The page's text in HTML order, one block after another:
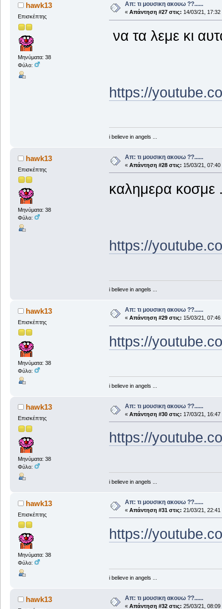
hawk13
Επισκέπτης
Μηνύματα: 38
Φύλο:
Απ: τι μουσικη ακουω ??......
« Απάντηση #27 στις: 14/03/21, 17:32
να τα λεμε κι
https://
i believe in angels ...
hawk13
Επισκέπτης
Μηνύματα: 38
Φύλο:
Απ: τι μουσικη ακουω ??......
« Απάντηση #28 στις: 15/03/21, 07:40
καλημερα κοσμε
https://
i believe in angels ...
hawk13
Επισκέπτης
Μηνύματα: 38
Φύλο:
Απ: τι μουσικη ακουω ??......
« Απάντηση #29 στις: 15/03/21, 07:46
https://
i believe in angels ...
hawk13
Επισκέπτης
Μηνύματα: 38
Φύλο:
Απ: τι μουσικη ακουω ??......
« Απάντηση #30 στις: 17/03/21, 16:47
https://
i believe in angels ...
hawk13
Επισκέπτης
Μηνύματα: 38
Φύλο:
Απ: τι μουσικη ακουω ??......
« Απάντηση #31 στις: 21/03/21, 22:41
https://
i believe in angels ...
hawk13 Απ: τι μουσικη ακουω ??......
« Απάντηση #32 στις: 25/03/21, 08:09